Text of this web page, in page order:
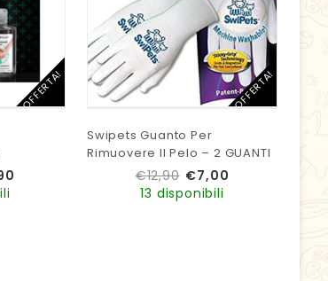
IN OFFERTA! IN OFFERTA!
Swipets Guanto Per
Rimuovere Il Pelo – 2 GUANTI
€12,90 €7,00
13 disponibili